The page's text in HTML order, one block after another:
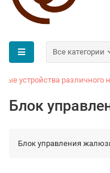
Все категории
устройства различного
Блок
Блок управления